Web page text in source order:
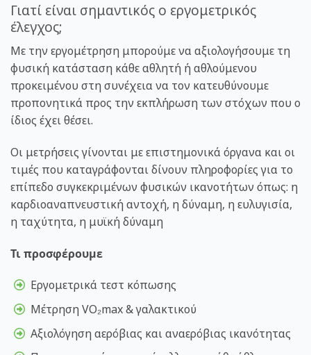
Γιατί είναι σημαντικός ο εργομετρικός
έλεγχος;
Με την εργομέτρηση μπορούμε να αξιολογήσουμε τη
φυσική κατάσταση κάθε αθλητή ή αθλούμενου
προκειμένου στη συνέχεια να τον κατευθύνουμε
προπονητικά προς την εκπλήρωση των στόχων που ο
ίδιος έχει θέσει.
Οι μετρήσεις γίνονται με επιστημονικά όργανα και οι
τιμές που καταγράφονται δίνουν πληροφορίες για το
επίπεδο συγκεκριμένων φυσικών ικανοτήτων όπως: η
καρδιοαναπνευστική αντοχή, η δύναμη, η ευλυγισία,
η ταχύτητα, η μυϊκή δύναμη
Τι προσφέρουμε
Εργομετρικά τεστ κόπωσης
Μέτρηση VO₂max & γαλακτικού
Αξιολόγηση αερόβιας και αναερόβιας ικανότητας